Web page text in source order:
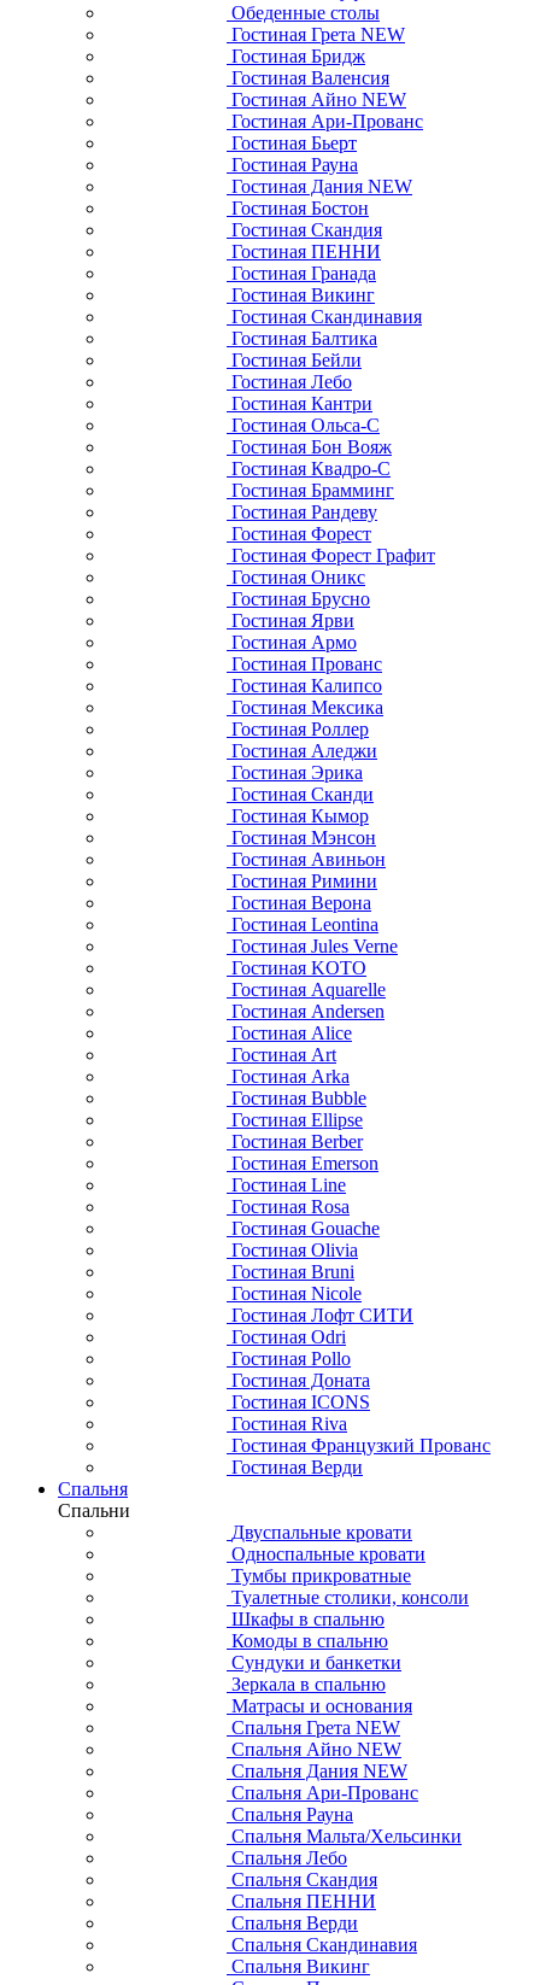
Обеденные столы
Гостиная Грета NEW
Гостиная Бридж
Гостиная Валенсия
Гостиная Айно NEW
Гостиная Ари-Прованс
Гостиная Бьерт
Гостиная Рауна
Гостиная Дания NEW
Гостиная Бостон
Гостиная Скандия
Гостиная ПЕННИ
Гостиная Гранада
Гостиная Викинг
Гостиная Скандинавия
Гостиная Балтика
Гостиная Бейли
Гостиная Лебо
Гостиная Кантри
Гостиная Ольса-С
Гостиная Бон Вояж
Гостиная Квадро-С
Гостиная Брамминг
Гостиная Рандеву
Гостиная Форест
Гостиная Форест Графит
Гостиная Оникс
Гостиная Брусно
Гостиная Ярви
Гостиная Армо
Гостиная Прованс
Гостиная Калипсо
Гостиная Мексика
Гостиная Роллер
Гостиная Аледжи
Гостиная Эрика
Гостиная Сканди
Гостиная Кымор
Гостиная Мэнсон
Гостиная Авиньон
Гостиная Римини
Гостиная Верона
Гостиная Leontina
Гостиная Jules Verne
Гостиная KOTO
Гостиная Aquarelle
Гостиная Andersen
Гостиная Alice
Гостиная Art
Гостиная Arka
Гостиная Bubble
Гостиная Ellipse
Гостиная Berber
Гостиная Emerson
Гостиная Line
Гостиная Rosa
Гостиная Gouache
Гостиная Olivia
Гостиная Bruni
Гостиная Nicole
Гостиная Лофт СИТИ
Гостиная Odri
Гостиная Pollo
Гостиная Доната
Гостиная ICONS
Гостиная Riva
Гостиная Французкий Прованс
Гостиная Верди
Спальня
Спальни
Двуспальные кровати
Односпальные кровати
Тумбы прикроватные
Туалетные столики, консоли
Шкафы в спальню
Комоды в спальню
Сундуки и банкетки
Зеркала в спальню
Матрасы и основания
Спальня Грета NEW
Спальня Айно NEW
Спальня Дания NEW
Спальня Ари-Прованс
Спальня Рауна
Спальня Мальта/Хельсинки
Спальня Лебо
Спальня Скандия
Спальня ПЕННИ
Спальня Верди
Спальня Скандинавия
Спальня Викинг